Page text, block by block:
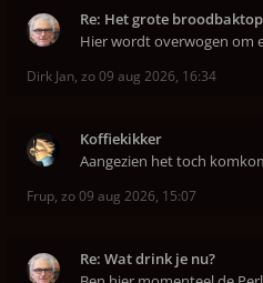
Re: Het grote
Hier wordt overwogen om
Dirk Jan, zo 09 aug 2026, 16:34
Koffiekikker
Aangezien het toch
Frup, zo 09 aug 2026, 15:07
Re: Wat drink je nu?